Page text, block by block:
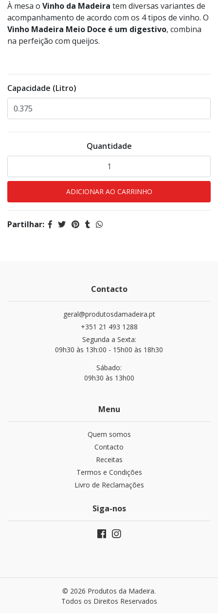
À mesa o Vinho da Madeira tem diversas variantes de
acompanhamento de acordo com os 4 tipos de vinho. O
Vinho Madeira Meio Doce é um digestivo, combina
na perfeição com queijos.
Capacidade (Litro)
Quantidade
Partilhar:
Contacto
geral@produtosdamadeira.pt
+351 21 493 1288
Segunda a Sexta:
09h30 às 13h:00 - 15h00 às 18h30
Sábado:
09h30 às 13h00
Menu
Quem somos
Contacto
Receitas
Termos e Condições
Livro de Reclamações
Siga-nos
© 2026 Produtos da Madeira.
Todos os Direitos Reservados